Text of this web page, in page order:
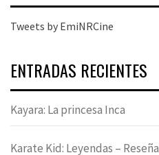
Tweets by EmiNRCine
ENTRADAS RECIENTES
Kayara: La princesa Inca
Karate Kid: Leyendas – Reseña